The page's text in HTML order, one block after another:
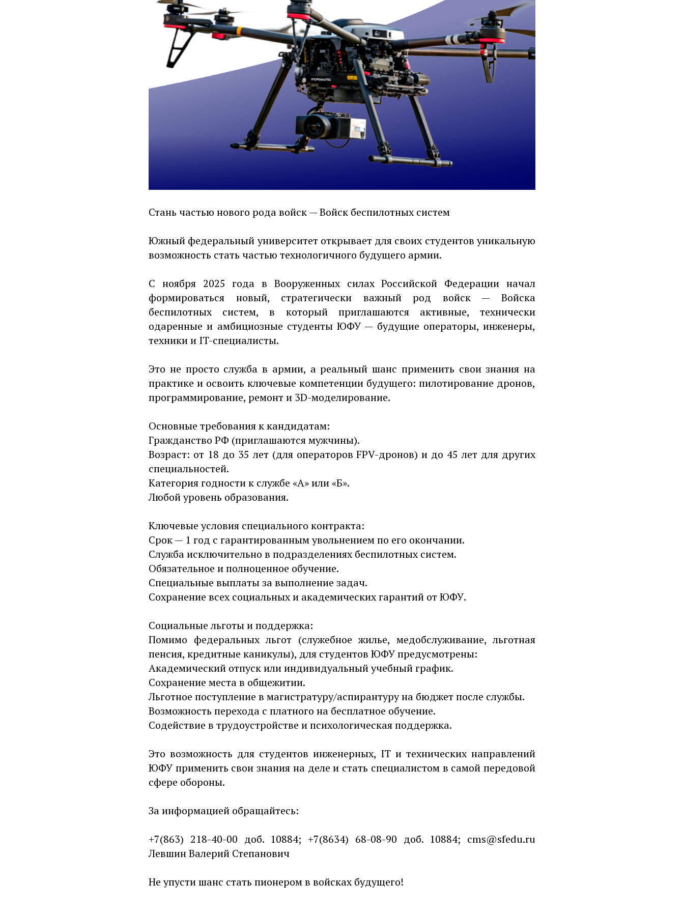
Стань частью нового рода войск — Войск беспилотных систем
Южный федеральный университет открывает для своих студентов уникальную
возможность стать частью технологичного будущего армии.
С ноября 2025 года в Вооруженных силах Российской Федерации начал
формироваться новый, стратегически важный род войск — Войска
беспилотных систем, в который приглашаются активные, технически
одаренные и амбициозные студенты ЮФУ — будущие операторы, инженеры,
техники и IT-специалисты.
Это не просто служба в армии, а реальный шанс применить свои знания на
практике и освоить ключевые компетенции будущего: пилотирование дронов,
программирование, ремонт и 3D-моделирование.
Основные требования к кандидатам:
Гражданство РФ (приглашаются мужчины).
Возраст: от 18 до 35 лет (для операторов FPV-дронов) и до 45 лет для других
специальностей.
Категория годности к службе «А» или «Б».
Любой уровень образования.
Ключевые условия специального контракта:
Срок — 1 год с гарантированным увольнением по его окончании.
Служба исключительно в подразделениях беспилотных систем.
Обязательное и полноценное обучение.
Специальные выплаты за выполнение задач.
Сохранение всех социальных и академических гарантий от ЮФУ.
Социальные льготы и поддержка:
Помимо федеральных льгот (служебное жилье, медобслуживание, льготная
пенсия, кредитные каникулы), для студентов ЮФУ предусмотрены:
Академический отпуск или индивидуальный учебный график.
Сохранение места в общежитии.
Льготное поступление в магистратуру/аспирантуру на бюджет после службы.
Возможность перехода с платного на бесплатное обучение.
Содействие в трудоустройстве и психологическая поддержка.
Это возможность для студентов инженерных, IT и технических направлений
ЮФУ применить свои знания на деле и стать специалистом в самой передовой
сфере обороны.
За информацией обращайтесь:
+7(863) 218-40-00 доб. 10884; +7(8634) 68-08-90 доб. 10884; cms@sfedu.ru
Левшин Валерий Степанович
Не упусти шанс стать пионером в войсках будущего!